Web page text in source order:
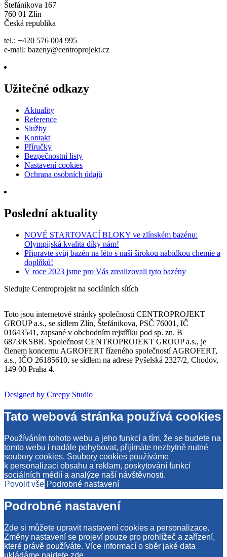
Štefánikova 167
760 01 Zlín
Česká republika
tel.: +420 576 004 995
e-mail: bazeny@centroprojekt.cz
Užitečné odkazy
Aktuality
Reference
Služby
Kontakt
Příručky
Bezpečnostní listy
Nastavení cookies
Ochrana osobních údajů
Poslední aktuality
NOVÉ STARTOVACÍ BLOKY ve zlínském bazénu:
Olympijská kvalita díky nám!
Připravte svůj bazén na léto s naší širokou nabídkou chemie a
doplňků!
V roce 2023 jsme pro Vás zrealizovali tyto bazény
Sledujte Centroprojekt na sociálních sítích
Toto jsou internetové stránky společnosti CENTROPROJEKT
GROUP a.s., se sídlem Zlín, Štefánikova, PSČ 76001, IČ
01643541, zapsané v obchodním rejstříku pod sp. zn. B
6873/KSBR. Společnost CENTROPROJEKT GROUP a.s., je
členem koncernu AGROFERT řízeného společností AGROFERT,
a.s., IČO 26185610, se sídlem na adrese Pyšelská 2327/2, Chodov,
149 00 Praha 4.
Designed by Creepy Studio
Tato webová stránka používá cookies
Používáním tohoto webu a jeho funkcí a tím, že se budete na
tomto webu i nadále pohybovat, přijímáte nezbytně nutné
soubory cookies. Soubory cookies používáme
k personalizaci obsahu a reklam, poskytování funkcí
sociálních médií a analýze naší návštěvnosti.
Povolit vše Podrobné nastavení
Podrobné nastavení
Zde si můžete upravit nastavení cookies a personalizace.
Změny nastavení se projeví pouze pro prohlížeč a zařízení,
které právě používáte. Více informací o sběr jaké data
ukládáme najdete zde